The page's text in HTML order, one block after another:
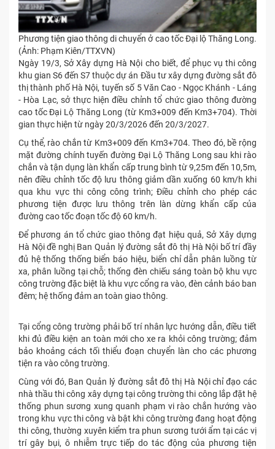
Phương tiện giao thông di chuyển ở cao tốc Đại lộ Thăng Long.
(Ảnh: Phạm Kiên/TTXVN)
Ngày 19/3, Sở Xây dựng Hà Nội cho biết, để phục vụ thi công
khu gian S6 đến S7 thuộc dự án Đầu tư xây dựng đường sắt đô
thị thành phố Hà Nội, tuyến số 5 Văn Cao - Ngọc Khánh - Láng
- Hòa Lạc, sở thực hiện điều chỉnh tổ chức giao thông đường
cao tốc Đại Lộ Thăng Long (từ Km3+009 đến Km3+704). Thời
gian thực hiện từ ngày 20/3/2026 đến 20/3/2027.
Cụ thể, rào chắn từ Km3+009 đến Km3+704. Theo đó, bề rộng
mặt đường chính tuyến đường Đại Lộ Thăng Long sau khi rào
chắn và tận dụng làn khẩn cấp trung bình từ 9,25m đến 10,5m,
nên điều chỉnh tốc độ lưu thông giảm dần xuống 60 km/h khi
qua khu vực thi công công trình; Điều chỉnh cho phép các
phương tiện được lưu thông trên làn dừng khẩn cấp của
đường cao tốc đoạn tốc độ 60 km/h.
Để phương án tổ chức giao thông đạt hiệu quả, Sở Xây dựng
Hà Nội đề nghị Ban Quản lý đường sắt đô thị Hà Nội bố trí đầy
đủ hệ thống thống biển báo hiệu, biển chỉ dẫn phân luồng từ
xa, phân luồng tại chỗ; thống đèn chiếu sáng toàn bộ khu vực
công trường đặc biệt là khu vực cổng ra vào, đèn cảnh báo ban
đêm; hệ thống đảm an toàn giao thông.
Tại cổng công trường phải bố trí nhân lực hướng dẫn, điều tiết
khi đủ điều kiện an toàn mới cho xe ra khỏi công trường; đảm
bảo khoảng cách tối thiểu đoạn chuyển làn cho các phương
tiện ra vào công trường.
Cùng với đó, Ban Quản lý đường sắt đô thị Hà Nội chỉ đạo các
nhà thầu thi công xây dựng tại công trường thi công lắp đặt hệ
thống phun sương xung quanh phạm vi rào chắn hướng vào
trong khu vực thi công và bật khi công trường đang hoạt động
thi công, thường xuyên kiểm tra phun sương tưới ẩm tại các vị
trí gây bụi, ô nhiễm trực tiếp do tác động của phương tiện